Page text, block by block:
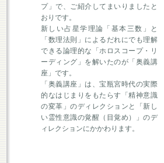
プ」で、ご紹介してまいりましたと
おりです。
新しい占星学理論「基本三数」と
「数理法則」によるだれにでも理解
できる論理的な「ホロスコープ・リ
ーディング」を解いたのが「奥義講
座」です。
「奥義講座」は、宝瓶宮時代の実際
的なはじまりをもたらす「精神意識
の変革」のディレクションと「新し
い霊性意識の覚醒（目覚め）」のデ
ィレクションにかかわります。